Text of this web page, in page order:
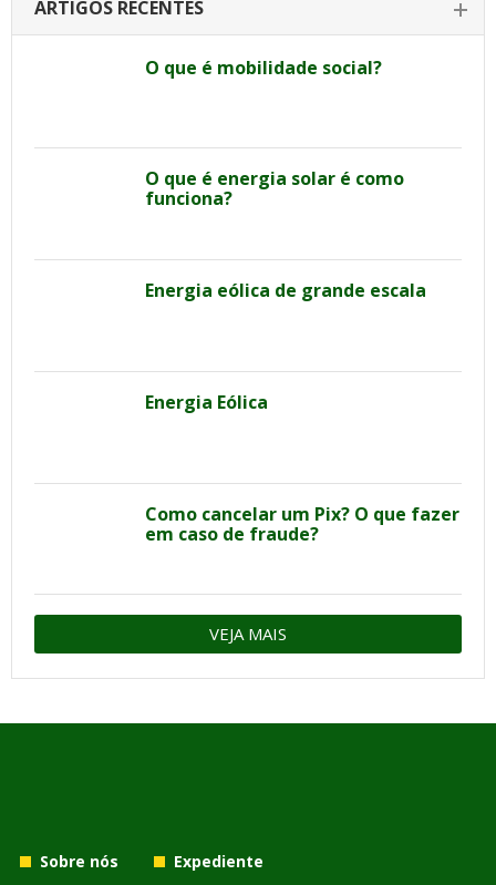
ARTIGOS RECENTES
O que é mobilidade social?
O que é energia solar é como
funciona?
Energia eólica de grande escala
Energia Eólica
Como cancelar um Pix? O que fazer
em caso de fraude?
VEJA MAIS
Sobre nós Expediente